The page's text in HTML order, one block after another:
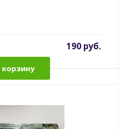
190 руб.
корзину